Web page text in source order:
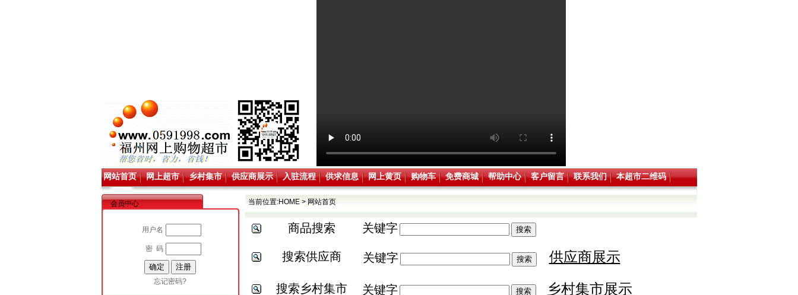
网站首页 网上超市 乡村集市 供应商展示 入驻流程 供求信息 网上黄页 购物车 免费商城 帮助中心 客户留言 联系我们 本超市二维码
会员中心
用户名
密 码
忘记密码?
当前位置:HOME> 网站首页
商品搜索 关键字
搜索供应商 关键字 供应商展示
搜索乡村集市 关键字 乡村集市展示